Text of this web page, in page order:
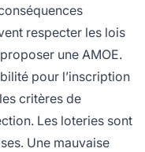
respecter les lois
une AMOE.
pour l’inscription
critères de
Les loteries sont
Une mauvaise